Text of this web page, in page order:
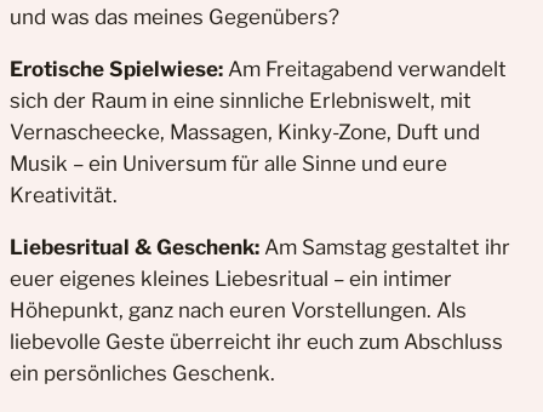
und was das meines Gegenübers?
Erotische Spielwiese: Am Freitagabend verwandelt
sich der Raum in eine sinnliche Erlebniswelt, mit
Vernascheecke, Massagen, Kinky-Zone, Duft und
Musik – ein Universum für alle Sinne und eure
Kreativität.
Liebesritual & Geschenk: Am Samstag gestaltet ihr
euer eigenes kleines Liebesritual – ein intimer
Höhepunkt, ganz nach euren Vorstellungen. Als
liebevolle Geste überreicht ihr euch zum Abschluss
ein persönliches Geschenk.